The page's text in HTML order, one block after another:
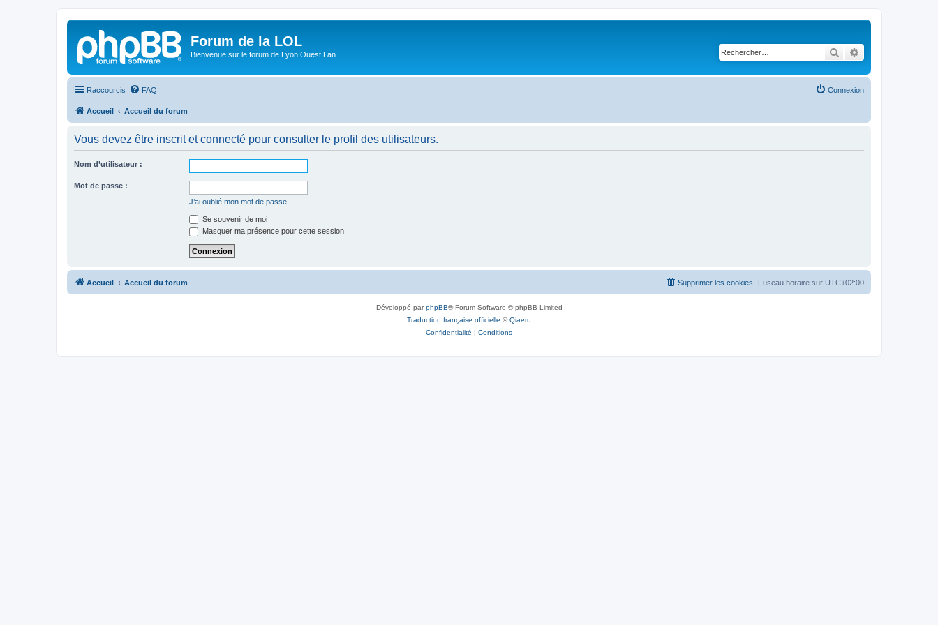
Forum de la LOL
Bienvenue sur le forum de Lyon Ouest Lan Rechercher
Raccourcis FAQ Connexion
Accueil Accueil du forum
Vous devez être inscrit et connecté pour consulter le profil des utilisateurs.
Nom d’utilisateur :
Mot de passe :
J’ai oublié mon mot de passe
Se souvenir de moi
Masquer ma présence pour cette session
Accueil Accueil du forum Fuseau horaire sur UTC+02:00
Supprimer les cookies
Développé parphpBB® Forum Software © phpBB Limited
Traduction française officielle ©Qiaeru
Confidentialité | Conditions